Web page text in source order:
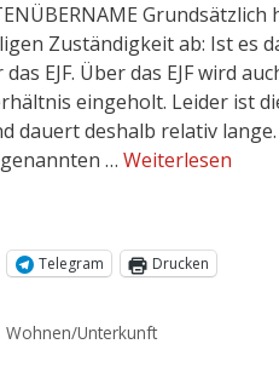
Grundsätzlich
Zuständigkeit ab: Ist es
EJF. Über das EJF wird
eingeholt. Leider ist
dauert deshalb relativ
genannten … Weiterlesen
Telegram Drucken
Wohnen/Unterkunft